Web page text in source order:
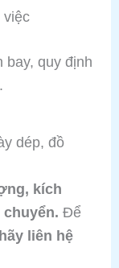
việc
bay, quy định
dép, đồ
kích
Để
hãy liên hệ